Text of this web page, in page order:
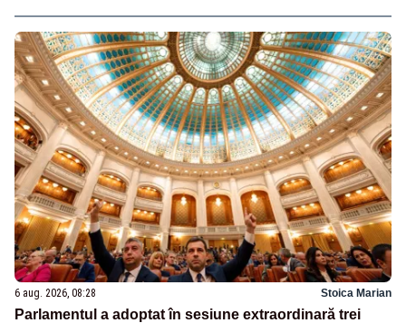
6 aug. 2026, 08:28 Stoica Marian
Parlamentul a adoptat în sesiune extraordinară trei